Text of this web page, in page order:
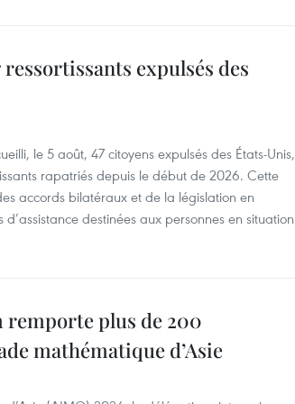
expulsés des
le 5 août, 47 citoyens expulsés des États-Unis,
rapatriés depuis le début de 2026. Cette
accords bilatéraux et de la législation en
destinées aux personnes en situation
remporte plus de 200
mathématique d’Asie